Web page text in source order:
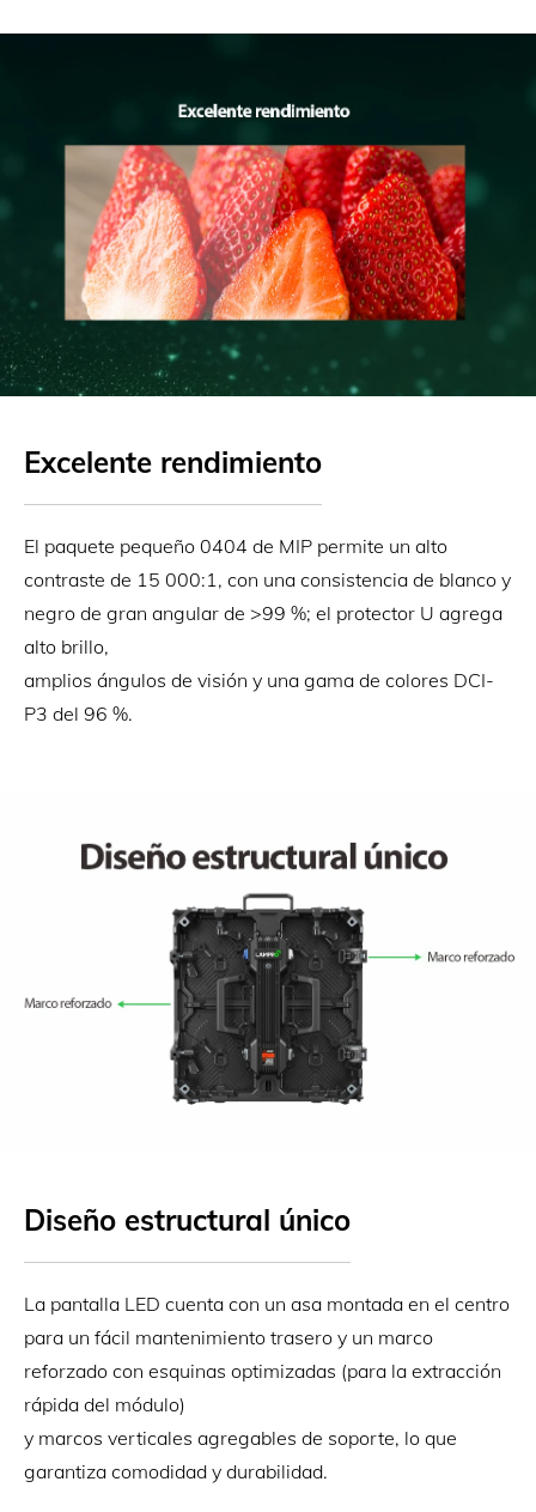
Excelente rendimiento
El paquete pequeño 0404 de MIP permite un alto
contraste de 15 000:1, con una consistencia de blanco y
negro de gran angular de >99 %; el protector U agrega
alto brillo,
amplios ángulos de visión y una gama de colores DCI-
P3 del 96 %.
Diseño estructural único
La pantalla LED cuenta con un asa montada en el centro
para un fácil mantenimiento trasero y un marco
reforzado con esquinas optimizadas (para la extracción
rápida del módulo)
y marcos verticales agregables de soporte, lo que
garantiza comodidad y durabilidad.